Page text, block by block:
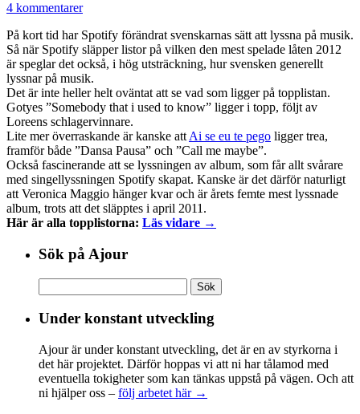
4 kommentarer
På kort tid har Spotify förändrat svenskarnas sätt att lyssna på musik.
Så när Spotify släpper listor på vilken den mest spelade låten 2012
är speglar det också, i hög utsträckning, hur svensken generellt
lyssnar på musik.
Det är inte heller helt oväntat att se vad som ligger på topplistan.
Gotyes ”Somebody that i used to know” ligger i topp, följt av
Loreens schlagervinnare.
Lite mer överraskande är kanske att Ai se eu te pego ligger trea,
framför både ”Dansa Pausa” och ”Call me maybe”.
Också fascinerande att se lyssningen av album, som får allt svårare
med singellyssningen Spotify skapat. Kanske är det därför naturligt
att Veronica Maggio hänger kvar och är årets femte mest lyssnade
album, trots att det släpptes i april 2011.
Här är alla topplistorna: Läs vidare →
Sök på Ajour
efter:
Under konstant utveckling
Ajour är under konstant utveckling, det är en av styrkorna i
det här projektet. Därför hoppas vi att ni har tålamod med
eventuella tokigheter som kan tänkas uppstå på vägen. Och att
ni hjälper oss – följ arbetet här →